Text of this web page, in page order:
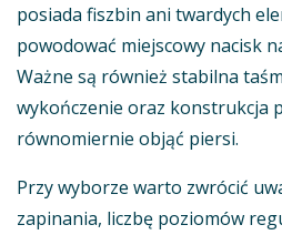
posiada fiszbin ani twardych
powodować miejscowy nacisk
Ważne są również stabilna
wykończenie oraz konstrukcja
równomiernie objąć piersi.
Przy wyborze warto zwrócić
zapinania, liczbę poziomów